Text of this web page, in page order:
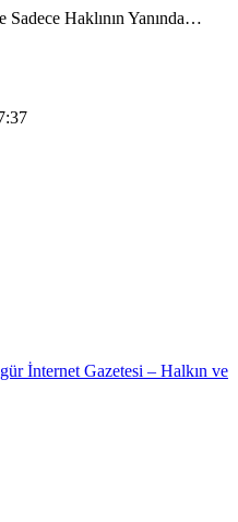
Sadece Haklının Yanında…
İnternet Gazetesi – Halkın ve